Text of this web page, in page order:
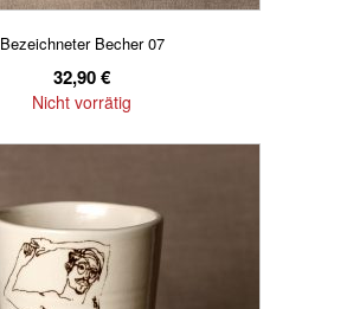
Bezeichneter Becher 07
32,90€
Nicht vorrätig